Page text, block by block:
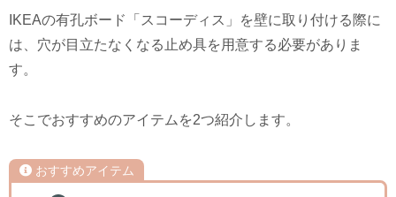
IKEAの有孔ボード「スコーディス」を壁に取り付ける際に
は、穴が目立たなくなる止め具を用意する必要がありま
す。
そこでおすすめのアイテムを2つ紹介します。
おすすめアイテム